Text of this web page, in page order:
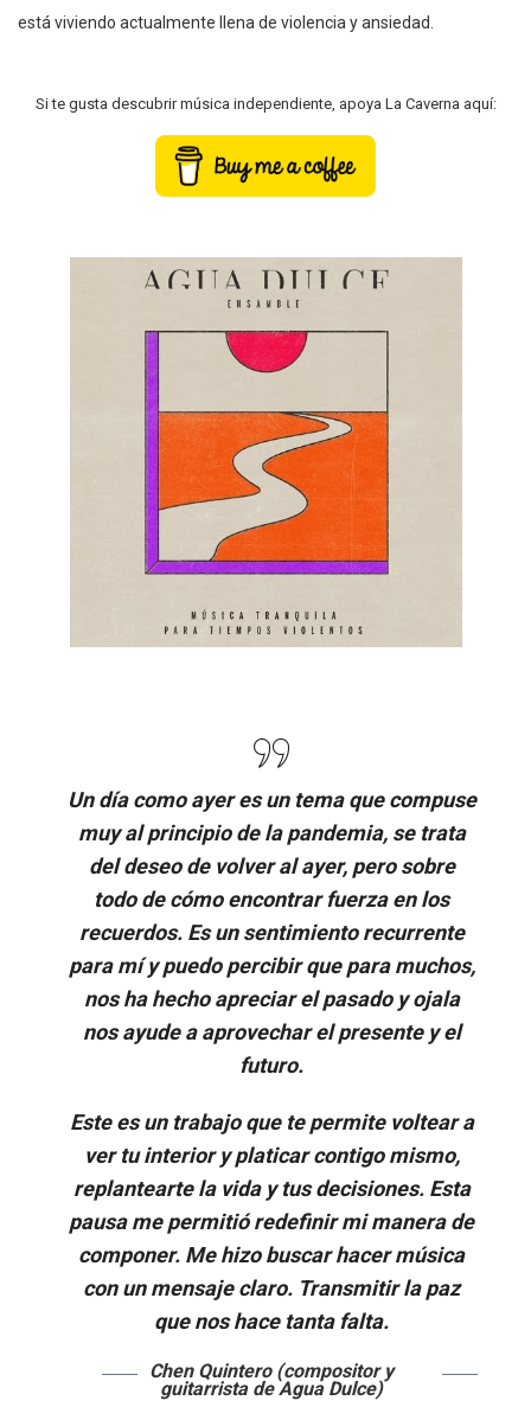
está viviendo actualmente llena de violencia y ansiedad.
Si te gusta descubrir música independiente, apoya La Caverna aquí:
Un día como ayer es un tema que compuse
muy al principio de la pandemia, se trata
del deseo de volver al ayer, pero sobre
todo de cómo encontrar fuerza en los
recuerdos. Es un sentimiento recurrente
para mí y puedo percibir que para muchos,
nos ha hecho apreciar el pasado y ojala
nos ayude a aprovechar el presente y el
futuro.
Este es un trabajo que te permite voltear a
ver tu interior y platicar contigo mismo,
replantearte la vida y tus decisiones. Esta
pausa me permitió redefinir mi manera de
componer. Me hizo buscar hacer música
con un mensaje claro. Transmitir la paz
que nos hace tanta falta.
Chen Quintero (compositor y
guitarrista de Agua Dulce)